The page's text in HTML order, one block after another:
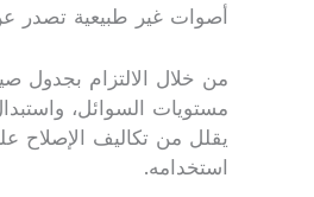
أصوات غير طبيعية تصدر
من خلال الالتزام بجدول
مستويات السوائل،
يقلل من تكاليف الإصلاح
استخدامه.